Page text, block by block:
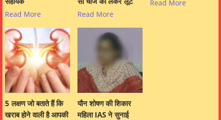
Read More Read More
Read More
5 लक्षण जो बताते हैं कि
खराब होने वाली है आपकी
यौन शोषण की शिकार
महिला IAS ने सुनाई